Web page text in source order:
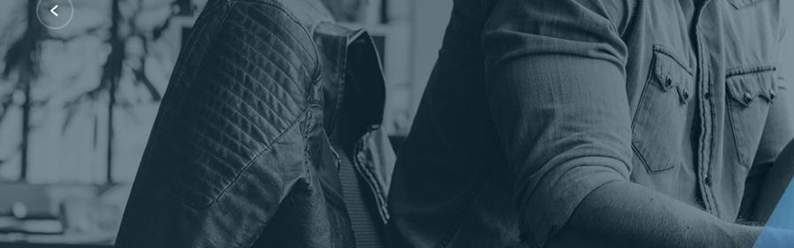
Certificações: AWS Partner, Microsoft Gold
Fale Conosco